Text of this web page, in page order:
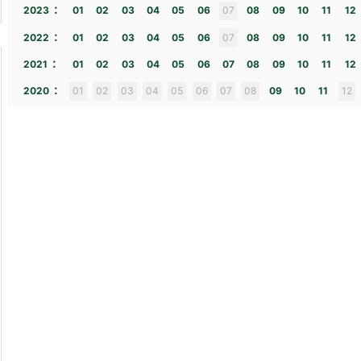
2023 : 01 02 03 04 05 06 07 08 09 10 11 12
2022 : 01 02 03 04 05 06 07 08 09 10 11 12
2021 : 01 02 03 04 05 06 07 08 09 10 11 12
2020 : 01 02 03 04 05 06 07 08 09 10 11 12